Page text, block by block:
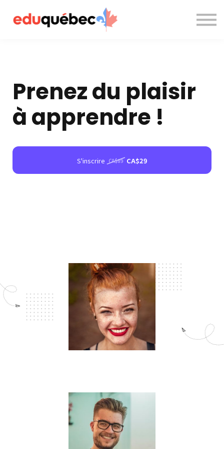
A propos de nous
Nous contacter
Prenez du plaisir
à apprendre !
S'inscrire CA$89 CA$29